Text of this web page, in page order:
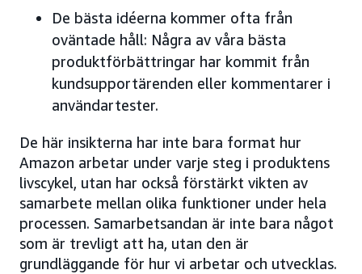
De bästa idéerna kommer ofta från
oväntade håll: Några av våra bästa
produktförbättringar har kommit från
kundsupportärenden eller kommentarer i
användartester.
De här insikterna har inte bara format hur
Amazon arbetar under varje steg i produktens
livscykel, utan har också förstärkt vikten av
samarbete mellan olika funktioner under hela
processen. Samarbetsandan är inte bara något
som är trevligt att ha, utan den är
grundläggande för hur vi arbetar och utvecklas.